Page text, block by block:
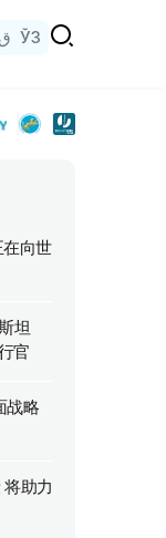
ЎЗ
在向世
坦
官
战略
助力